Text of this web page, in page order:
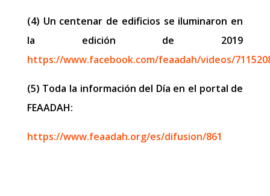
(4) Un centenar de edificios se iluminaron en
la edición de 2019
https://www.facebook.com/feaadah/videos/
(5) Toda la información del Día en el portal de
FEAADAH:
https://www.feaadah.org/es/difusion/861